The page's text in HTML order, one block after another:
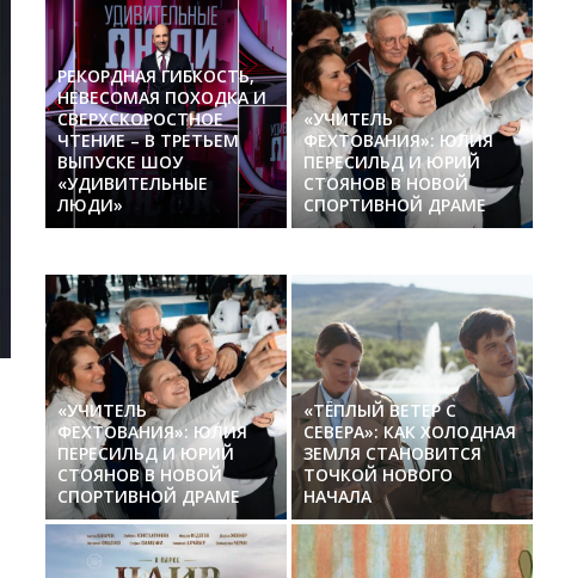
РЕКОРДНАЯ ГИБКОСТЬ,
НЕВЕСОМАЯ ПОХОДКА И
СВЕРХСКОРОСТНОЕ
ЧТЕНИЕ – В ТРЕТЬЕМ
ВЫПУСКЕ ШОУ
«УДИВИТЕЛЬНЫЕ
ЛЮДИ»
«УЧИТЕЛЬ
ФЕХТОВАНИЯ»: ЮЛИЯ
ПЕРЕСИЛЬД И ЮРИЙ
СТОЯНОВ В НОВОЙ
СПОРТИВНОЙ ДРАМЕ
«УЧИТЕЛЬ
ФЕХТОВАНИЯ»: ЮЛИЯ
ПЕРЕСИЛЬД И ЮРИЙ
СТОЯНОВ В НОВОЙ
СПОРТИВНОЙ ДРАМЕ
«ТЁПЛЫЙ ВЕТЕР С
СЕВЕРА»: КАК ХОЛОДНАЯ
ЗЕМЛЯ СТАНОВИТСЯ
ТОЧКОЙ НОВОГО
НАЧАЛА